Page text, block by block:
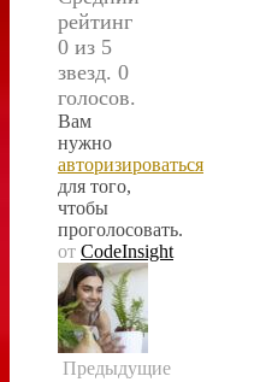
рейтинг
0 из 5
звезд. 0
голосов.
Вам
нужно
авторизироваться
для того,
чтобы
проголосовать.
от CodeInsight
Предыдущие